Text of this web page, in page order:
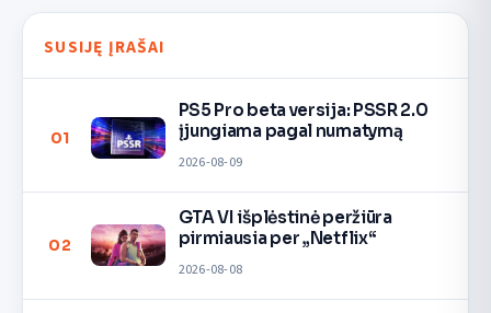
SUSIJĘ ĮRAŠAI
01
PS5 Pro beta versija: PSSR 2.0
įjungiama pagal numatymą
2026-08-09
02
GTA VI išplėstinė peržiūra
pirmiausia per „Netflix“
2026-08-08